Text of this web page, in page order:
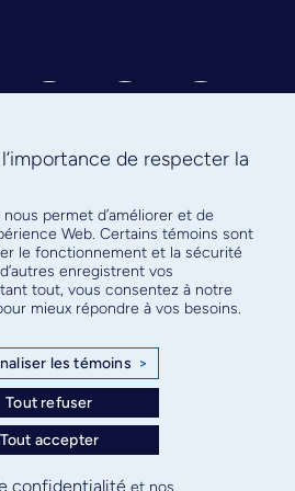
à notre infolettre
l’actualité facultaire
de respecter la
permet d’améliorer et de
Web. Certains témoins sont
le fonctionnement et la sécurité
enregistrent vos
tout, vous consentez à notre
mieux répondre à vos besoins.
les témoins >
Tout refuser
Tout accepter
confidentialité et nos